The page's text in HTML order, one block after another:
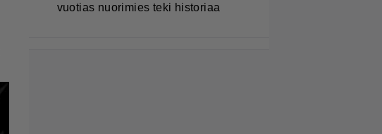
vuotias nuorimies teki historiaa